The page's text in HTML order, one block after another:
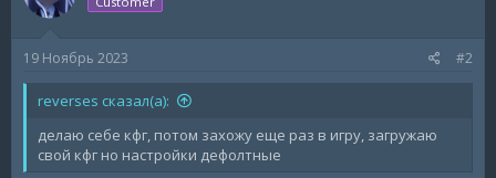
19 Ноябрь 2023 #2
reverses сказал(а):
делаю себе кфг, потом захожу еще раз в игру, загружаю
свой кфг но настройки дефолтные